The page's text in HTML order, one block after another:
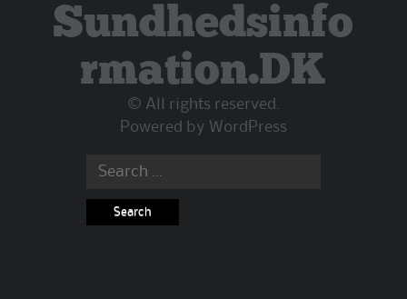
Sundhedsinfo
rmation.DK
© All rights reserved.
Powered by WordPress
Search